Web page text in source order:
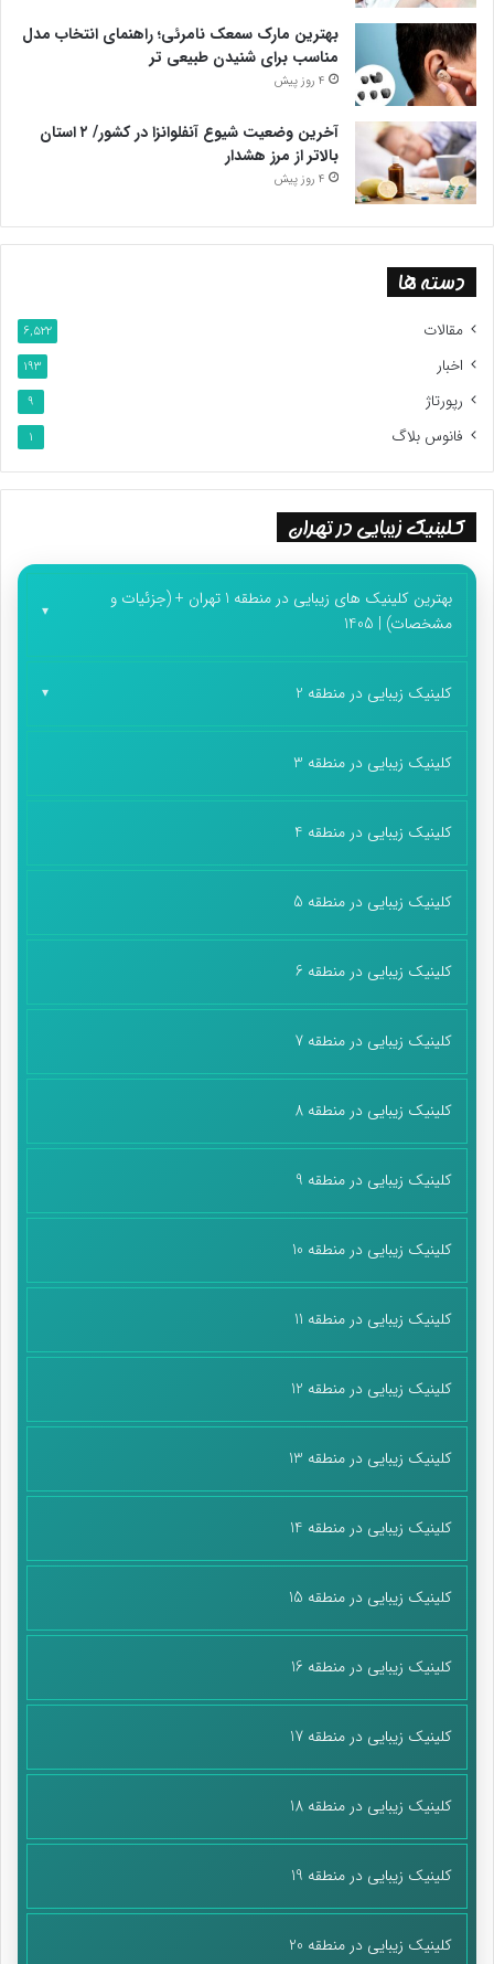
بهترین مارک سمعک نامرئی؛ راهنمای انتخاب مدل
مناسب برای شنیدن طبیعی تر
4 روز پیش
آخرین وضعیت شیوع آنفلوانزا در کشور/ ۲ استان
بالاتر از مرز هشدار
4 روز پیش
دسته ها
مقالات 6,522
اخبار 193
رپورتاژ 9
فانوس بلاگ 1
کلینیک زیبایی در تهران
بهترین کلینیک های زیبایی در منطقه 1 تهران + (جزئیات و
مشخصات) | 1405
کلینیک زیبایی در منطقه 2
کلینیک زیبایی در منطقه 3
کلینیک زیبایی در منطقه 4
کلینیک زیبایی در منطقه 5
کلینیک زیبایی در منطقه 6
کلینیک زیبایی در منطقه 7
کلینیک زیبایی در منطقه 8
کلینیک زیبایی در منطقه 9
کلینیک زیبایی در منطقه 10
کلینیک زیبایی در منطقه 11
کلینیک زیبایی در منطقه 12
کلینیک زیبایی در منطقه 13
کلینیک زیبایی در منطقه 14
کلینیک زیبایی در منطقه 15
کلینیک زیبایی در منطقه 16
کلینیک زیبایی در منطقه 17
کلینیک زیبایی در منطقه 18
کلینیک زیبایی در منطقه 19
کلینیک زیبایی در منطقه 20